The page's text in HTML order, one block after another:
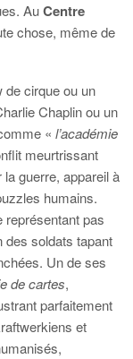
AuCentre
chose, même de
cirque ou un
Chaplin ou un
« l’académie
meurtrissant
la guerre, appareil à
humains.
représentant pas
des soldats tapant
Un de ses
de cartes,
parfaitement
et